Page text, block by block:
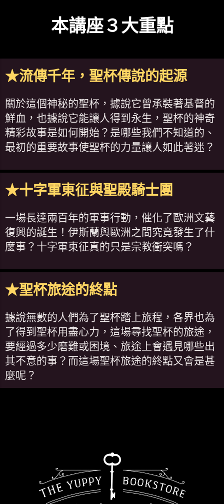
本講座３大重點
★流傳千年，聖杯傳說的起源
關於這個神秘的聖杯，據說它曾承裝著基督的
鮮血，也據說它能讓人得到永生，聖杯的神奇
精彩故事是如何開始？是哪些我們不知道的、
最初的重要故事使聖杯的力量讓人如此著迷？
★十字軍東征與聖殿騎士團
一場長達兩百年的軍事行動，催化了歐洲文藝
復興的誕生！伊斯蘭與歐洲之間究竟發生了什
麼事？十字軍東征真的只是宗教衝突嗎？
★聖杯旅途的終點
據說無數的人們為了聖杯踏上旅程，各界也為
了得到聖杯用盡心力，這場尋找聖杯的旅途，
要經過多少磨難或困境、旅途上會遇見哪些出
其不意的事？而這場聖杯旅途的終點又會是甚
麼呢？